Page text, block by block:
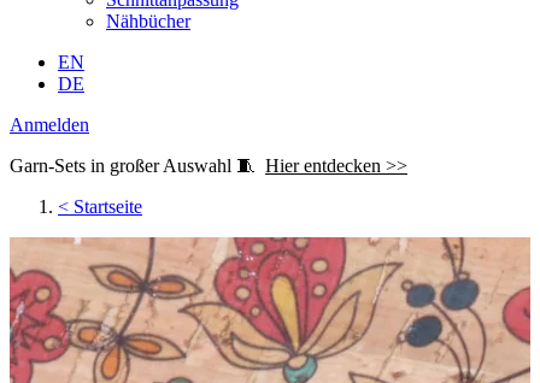
Nähbücher
EN
DE
Anmelden
Garn-Sets in großer Auswahl 🧵 Hier entdecken >>
< Startseite